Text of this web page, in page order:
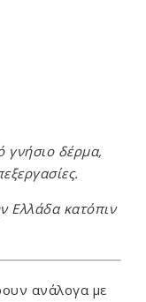
γνήσιο δέρμα,
Ελλάδα κατόπιν
ανάλογα με